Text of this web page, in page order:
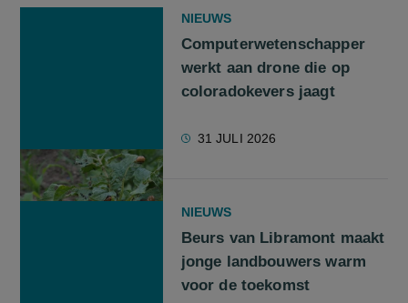
NIEUWS
Computerwetenschapper
werkt aan drone die op
coloradokevers jaagt
31 JULI 2026
NIEUWS
Beurs van Libramont maakt
jonge landbouwers warm
voor de toekomst